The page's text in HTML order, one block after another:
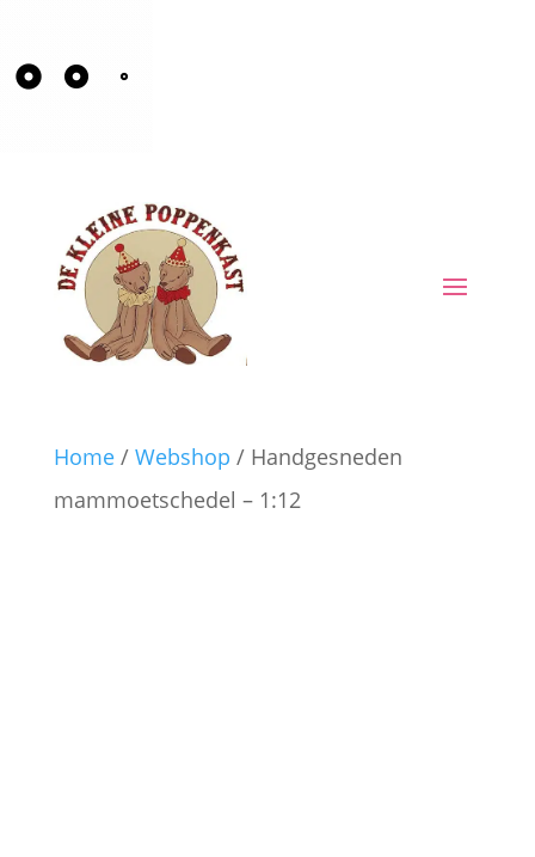
Home/ Webshop / Handgesneden
mammoetschedel – 1:12